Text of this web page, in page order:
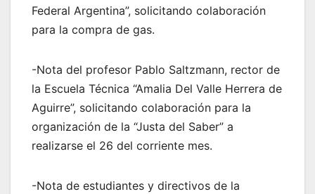
Federal Argentina”, solicitando colaboración
para la compra de gas.
-Nota del profesor Pablo Saltzmann, rector de
la Escuela Técnica “Amalia Del Valle Herrera de
Aguirre”, solicitando colaboración para la
organización de la “Justa del Saber” a
realizarse el 26 del corriente mes.
-Nota de estudiantes y directivos de la